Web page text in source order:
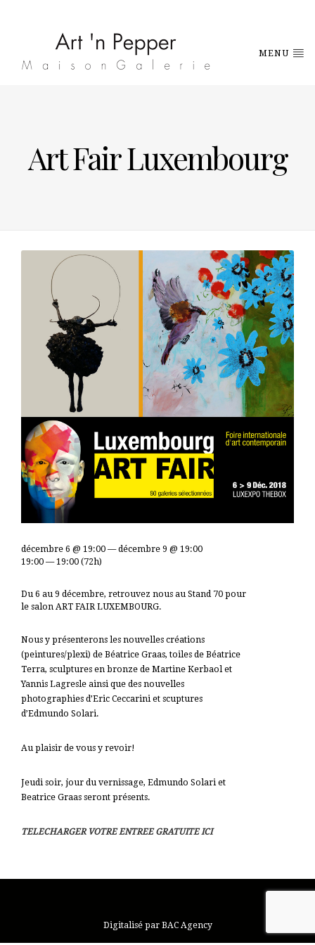
MENU
Art Fair Luxembourg
Du 6 au 9 décembre, retrouvez nous au Stand 70 pour
le salon ART FAIR LUXEMBOURG.
Nous y présenterons les nouvelles créations
(peintures/plexi) de Béatrice Graas, toiles de Béatrice
Terra, sculptures en bronze de Martine Kerbaol et
Yannis Lagresle ainsi que des nouvelles
photographies d’Eric Ceccarini et scuptures
d’Edmundo Solari.
Au plaisir de vous y revoir!
Jeudi soir, jour du vernissage, Edmundo Solari et
Beatrice Graas seront présents.
TELECHARGER VOTRE ENTREE GRATUITE ICI
décembre 6 @ 19:00 — décembre 9 @ 19:00
19:00 — 19:00 (72h)
Digitalisé par BAC Agency